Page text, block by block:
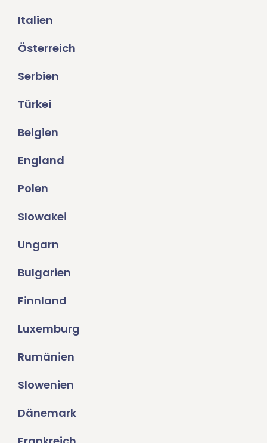
Italien
Österreich
Serbien
Türkei
Belgien
England
Polen
Slowakei
Ungarn
Bulgarien
Finnland
Luxemburg
Rumänien
Slowenien
Dänemark